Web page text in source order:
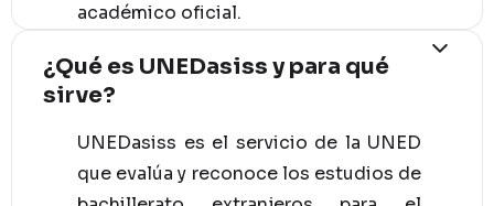
académico oficial.
¿Qué es UNEDasiss y para qué
sirve?
UNEDasiss es el servicio de la UNED
que evalúa y reconoce los estudios de